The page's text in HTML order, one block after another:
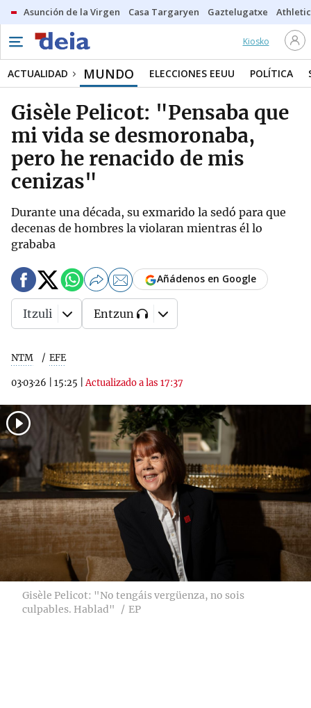
Asunción de la Virgen Casa Targaryen Gaztelugatxe Athletic
Kiosko
ACTUALIDAD MUNDO ELECCIONES EEUU POLÍTICA
Gisèle Pelicot: "Pensaba que
mi vida se desmoronaba,
pero he renacido de mis
cenizas"
Durante una década, su exmarido la sedó para que
decenas de hombres la violaran mientras él lo
grababa
NTM EFE
03·03·26 15:25 |Actualizado a las 17:37
Añádenos en Google
Itzuli Entzun
Gisèle Pelicot: "No tengáis vergüenza, no sois
culpables. Hablad"
EP